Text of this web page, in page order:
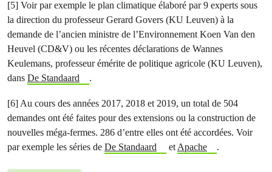
[5] Voir par exemple le plan climatique élaboré par 9 experts sous
la direction du professeur Gerard Govers (KU Leuven) à la
demande de l’ancien ministre de l’Environnement Koen Van den
Heuvel (CD&V) ou les récentes déclarations de Wannes
Keulemans, professeur émérite de politique agricole (KU Leuven),
dans De Standaard .
[6] Au cours des années 2017, 2018 et 2019, un total de 504
demandes ont été faites pour des extensions ou la construction de
nouvelles méga-fermes. 286 d’entre elles ont été accordées. Voir
par exemple les séries de De Standaard etApache .